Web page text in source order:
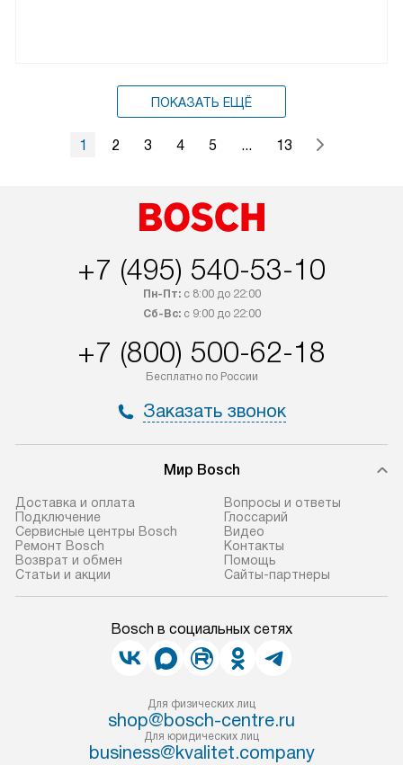
ПОКАЗАТЬ ЕЩЁ
1 2 3 4 5 ... 13
+7 (495) 540-53-10
Пн-Пт:с 8:00 до 22:00
Сб-Вс:с 9:00 до 22:00
+7 (800) 500-62-18
Бесплатно по России
Заказать звонок
Мир Bosch
Доставка и оплата
Подключение
Сервисные центры Bosch
Ремонт Bosch
Возврат и обмен
Статьи и акции
Вопросы и ответы
Глоссарий
Видео
Контакты
Помощь
Сайты-партнеры
Bosch в социальных сетях
Для физических лиц
shop@bosch-centre.ru
Для юридических лиц
business@kvalitet.company